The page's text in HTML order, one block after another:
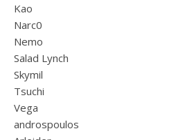
Kao
Narc0
Nemo
Salad Lynch
Skymil
Tsuchi
Vega
androspoulos